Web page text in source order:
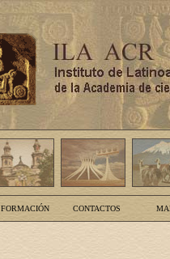
FORMACIÓN CONTACTOS